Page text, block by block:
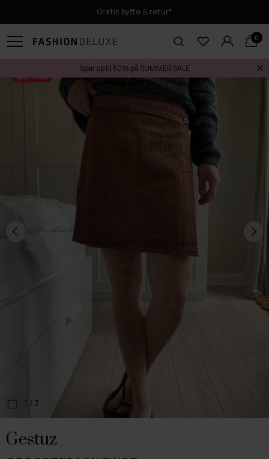
Gratis bytte & retur*
0
Spar op til 50% på SUMMER SALE
SALE -60%
1 / 3
Gestuz